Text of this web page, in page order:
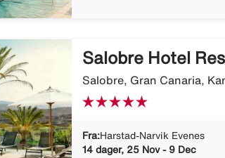
Salobre Hotel
Salobre, Gran Canaria,
Fra:Harstad-Narvik Evenes
14 dager, 25 Nov - 9 Dec